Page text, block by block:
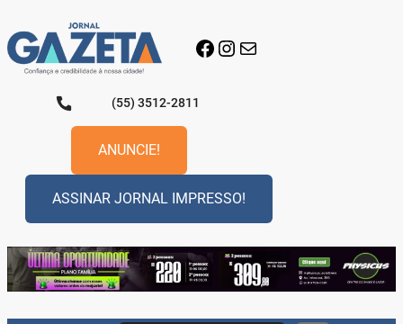
para
o
conteúdo
Facebook
Instagram
E-mail
(55) 3512-2811
ANUNCIE!
ASSINAR JORNAL IMPRESSO!